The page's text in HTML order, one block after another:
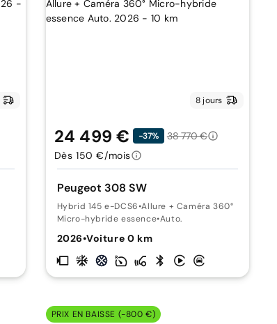
8 jours
Peugeot 308 SW
Hybrid 145 e-DCS6•Allure + Caméra 360°
Micro-hybride essence•Auto.
2026•Voiture 0 km
24 499 € -37%
38 770 €
Dès 150 €/mois
PRIX EN BAISSE (-800 €)